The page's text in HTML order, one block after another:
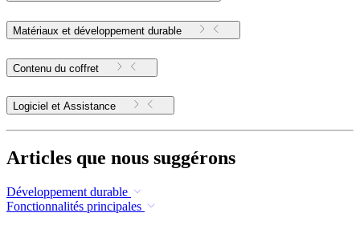
Matériaux et développement durable
Contenu du coffret
Logiciel et Assistance
Articles que nous suggérons
Développement durable
Fonctionnalités principales